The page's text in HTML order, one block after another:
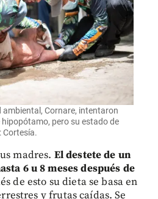
Cornare, intentaron
hipopótamo, pero su estado de
Cortesía.
madres. El destete de un
6 u 8 meses después de
de esto su dieta se basa en
y frutas caídas. Se